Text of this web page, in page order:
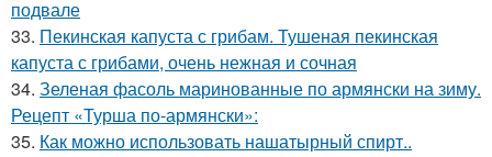
подвале
33. Пекинская капуста с грибам. Тушеная пекинская
капуста с грибами, очень нежная и сочная
34. Зеленая фасоль маринованные по армянски на зиму.
Рецепт «Турша по-армянски»:
35. Как можно использовать нашатырный спирт..